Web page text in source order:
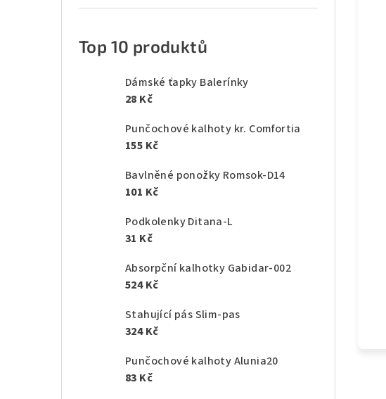
Top 10 produktů
Dámské ťapky Balerínky
28 Kč
Punčochové kalhoty kr. Comfortia
155 Kč
Bavlněné ponožky Romsok-D14
101 Kč
Podkolenky Ditana-L
31 Kč
Absorpční kalhotky Gabidar-002
524 Kč
Stahující pás Slim-pas
324 Kč
Punčochové kalhoty Alunia20
83 Kč